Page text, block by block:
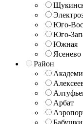
Юго-
Юго-
Южная
Ясенево
Район
Арбат